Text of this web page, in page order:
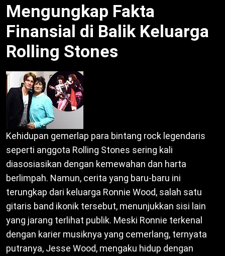
Mengungkap Fakta
Finansial di Balik Keluarga
Rolling Stones
Kehidupan gemerlap para bintang rock legendaris
seperti anggota Rolling Stones sering kali
diasosiasikan dengan kemewahan dan harta
berlimpah. Namun, cerita yang baru-baru ini
terungkap dari keluarga Ronnie Wood, salah satu
gitaris band ikonik tersebut, menunjukkan sisi lain
yang jarang terlihat publik. Meski Ronnie terkenal
dengan karier musiknya yang cemerlang, ternyata
putranya, Jesse Wood, mengaku hidup dengan